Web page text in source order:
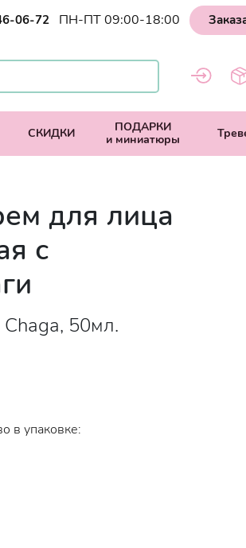
06-72 ПН-ПТ 09:00-18:00
СКИДКИ
ПОДАРКИ
и миниатюры
для лица
с
Chaga, 50мл.
в упаковке: